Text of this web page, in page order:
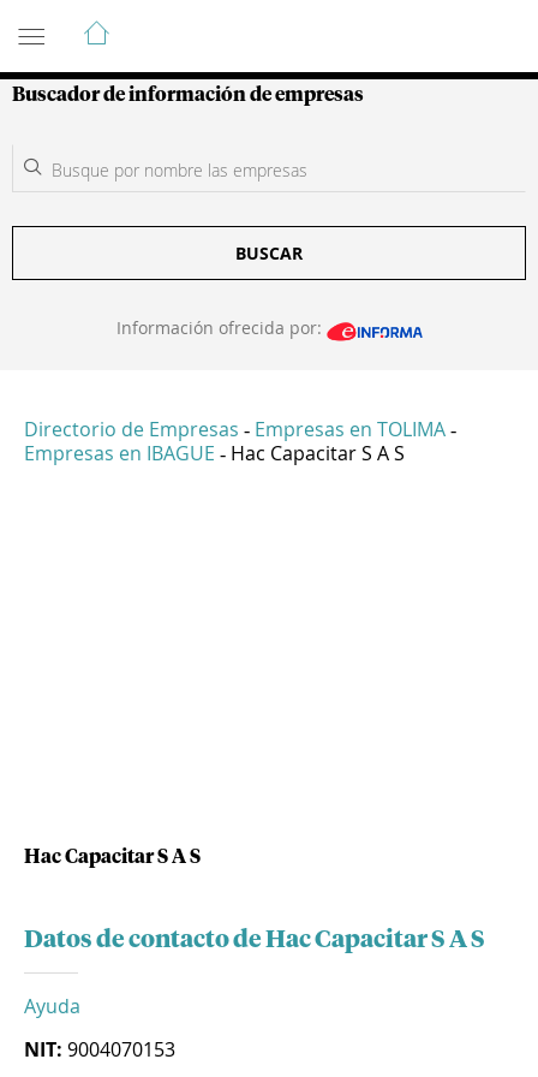
Guía de Empresas Colombianas
Buscador de información de empresas
BUSCAR
Información ofrecida por:
Directorio de Empresas - Empresas en TOLIMA -
Empresas en IBAGUE - Hac Capacitar S A S
Hac Capacitar S A S
Datos de contacto de Hac Capacitar S A S
Ayuda
NIT: 9004070153